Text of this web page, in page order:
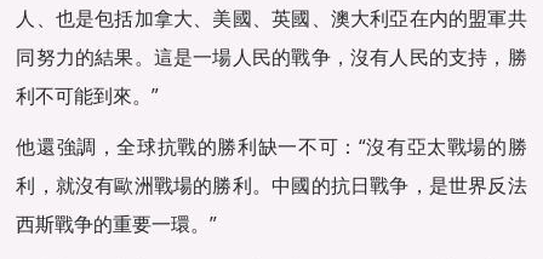
人、也是包括加拿大、美國、英國、澳大利亞在内的盟軍共
同努力的結果。這是一場人民的戰争，沒有人民的支持，勝
利不可能到來。”
他還強調，全球抗戰的勝利缺一不可：“沒有亞太戰場的勝
利，就沒有歐洲戰場的勝利。中國的抗日戰争，是世界反法
西斯戰争的重要一環。”